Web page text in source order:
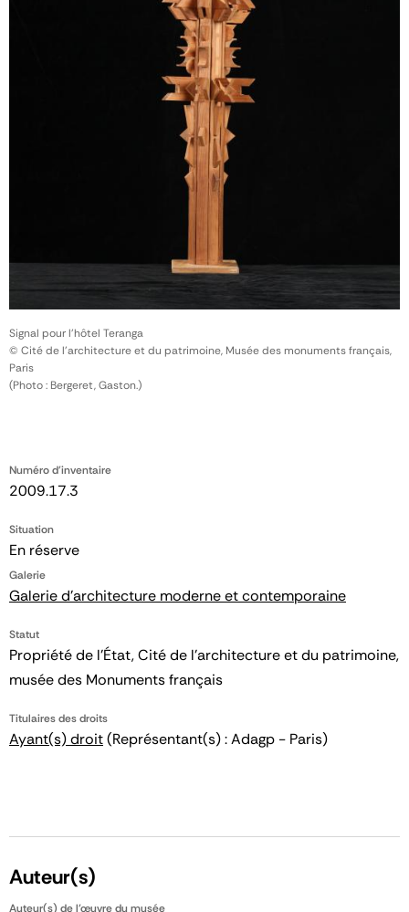
Numéro d'inventaire
2009.17.3
Situation
En réserve
Galerie
Galerie d'architecture moderne et contemporaine
Statut
Propriété de l’État, Cité de l’architecture et du patrimoine,
musée des Monuments français
Titulaires des droits
Ayant(s) droit(Représentant(s) : Adagp - Paris)
Signal pour l'hôtel Teranga
© Cité de l'architecture et du patrimoine, Musée des monuments français,
Paris
(Photo : Bergeret, Gaston.)
Auteur(s)
Auteur(s) de l'œuvre du musée